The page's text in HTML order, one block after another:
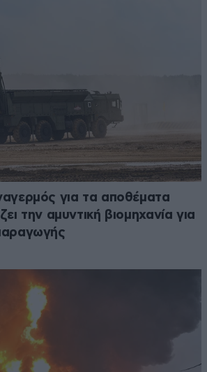
για τα αποθέματα
την αμυντική βιομηχανία για